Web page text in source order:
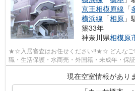
京王相模原線 「
横浜線 「相原 」
築33年
神奈川県相模原
★☆入居審査はお任せください‼★☆ どんなご
職・生活保護・水商売・外国籍・未成年・保
現在空室情報があり